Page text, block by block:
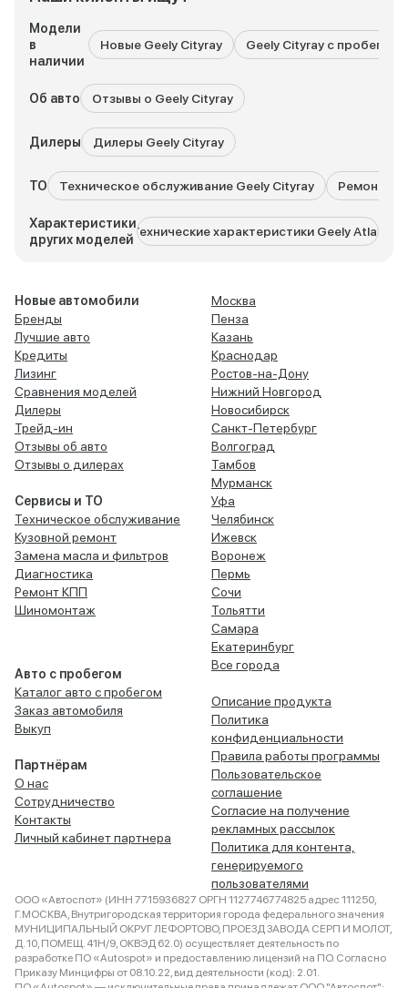
Модели
в
наличии
Новые Geely Cityray Geely Cityray с пробегом
Об авто Отзывы о Geely Cityray
Дилеры Дилеры Geely Cityray
ТО Техническое обслуживание Geely Cityray Ремонт
Характеристики
других моделей
Технические характеристики Geely Atlas
Новые автомобили
Бренды
Лучшие авто
Кредиты
Лизинг
Сравнения моделей
Дилеры
Трейд-ин
Отзывы об авто
Отзывы о дилерах
Сервисы и ТО
Техническое обслуживание
Кузовной ремонт
Замена масла и фильтров
Диагностика
Ремонт КПП
Шиномонтаж
Авто с пробегом
Каталог авто с пробегом
Заказ автомобиля
Выкуп
Партнёрам
О нас
Сотрудничество
Контакты
Личный кабинет партнера
Москва
Пенза
Казань
Краснодар
Ростов-на-Дону
Нижний Новгород
Новосибирск
Санкт-Петербург
Волгоград
Тамбов
Мурманск
Уфа
Челябинск
Ижевск
Воронеж
Пермь
Сочи
Тольятти
Самара
Екатеринбург
Все города
Описание продукта
Политика
конфиденциальности
Правила работы программы
Пользовательское
соглашение
Согласие на получение
рекламных рассылок
Политика для контента,
генерируемого
пользователями
ООО «Автоспот» (ИНН 7715936827 ОРГН 1127746774825 адрес 111250,
Г.МОСКВА, Внутригородская территория города федерального значения
МУНИЦИПАЛЬНЫЙ ОКРУГ ЛЕФОРТОВО, ПРОЕЗД ЗАВОДА СЕРП И МОЛОТ,
Д. 10, ПОМЕЩ. 41Н/9, ОКВЭД 62.0) осуществляет деятельность по
разработке ПО «Autospot» и предоставлению лицензий на ПО. Согласно
Приказу Минцифры от 08.10.22, вид деятельности (код): 2.01.